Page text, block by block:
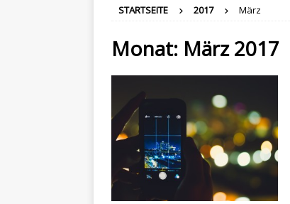
STARTSEITE 2017 März
Monat: März 2017